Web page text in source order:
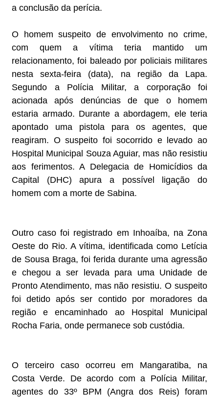
a conclusão da perícia.
O homem suspeito de envolvimento no crime,
com quem a vítima teria mantido um
relacionamento, foi baleado por policiais militares
nesta sexta-feira (data), na região da Lapa.
Segundo a Polícia Militar, a corporação foi
acionada após denúncias de que o homem
estaria armado. Durante a abordagem, ele teria
apontado uma pistola para os agentes, que
reagiram. O suspeito foi socorrido e levado ao
Hospital Municipal Souza Aguiar, mas não resistiu
aos ferimentos. A Delegacia de Homicídios da
Capital (DHC) apura a possível ligação do
homem com a morte de Sabina.
Outro caso foi registrado em Inhoaíba, na Zona
Oeste do Rio. A vítima, identificada como Letícia
de Sousa Braga, foi ferida durante uma agressão
e chegou a ser levada para uma Unidade de
Pronto Atendimento, mas não resistiu. O suspeito
foi detido após ser contido por moradores da
região e encaminhado ao Hospital Municipal
Rocha Faria, onde permanece sob custódia.
O terceiro caso ocorreu em Mangaratiba, na
Costa Verde. De acordo com a Polícia Militar,
agentes do 33º BPM (Angra dos Reis) foram